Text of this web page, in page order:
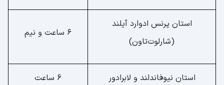
استان پرنس ادوارد آیلند
(شارلوت‌تاون)
6 ساعت و نیم
استان نیوفاندلند و لابرادور 6 ساعت